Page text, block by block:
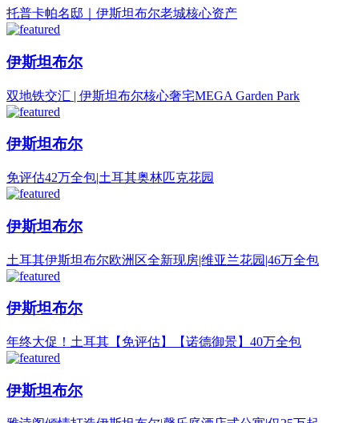
托普卡帕名邸｜伊斯坦布尔老城核心资产
伊斯坦布尔
双地铁交汇 | 伊斯坦布尔核心奢宅MEGA Garden Park
伊斯坦布尔
免评估42万全包|土耳其奥林匹克花园
伊斯坦布尔
土耳其伊斯坦布尔欧洲区全新现房|维亚兰花园|46万全包
伊斯坦布尔
年终大促！土耳其【免评估】【诺德御景】40万全包
伊斯坦布尔